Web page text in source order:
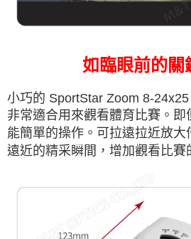
如臨眼前的關
小巧的 SportStar Zoom 8-24x25
非常適合用來觀看體育比賽。即
能簡單的操作。可拉遠拉近放大
遠近的精采瞬間，增加觀看比賽